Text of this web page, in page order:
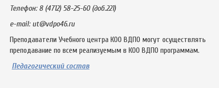
Телефон: 8 (4712) 58-25-60 (доб.221)
e-mail: ut@vdpo46.ru
Преподаватели Учебного центра КОО ВДПО могут осуществлять
преподавание по всем реализуемым в КОО ВДПО программам.
Педагогический состав